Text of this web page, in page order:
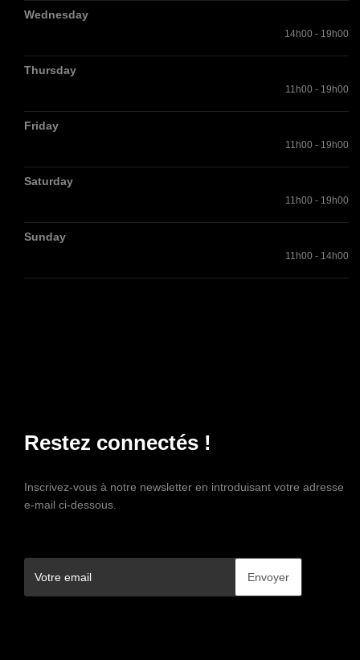
Wednesday
14h00 - 19h00
Thursday
11h00 - 19h00
Friday
11h00 - 19h00
Saturday
11h00 - 19h00
Sunday
11h00 - 14h00
Restez connectés !
Inscrivez-vous à notre newsletter en introduisant votre adresse
e-mail ci-dessous.